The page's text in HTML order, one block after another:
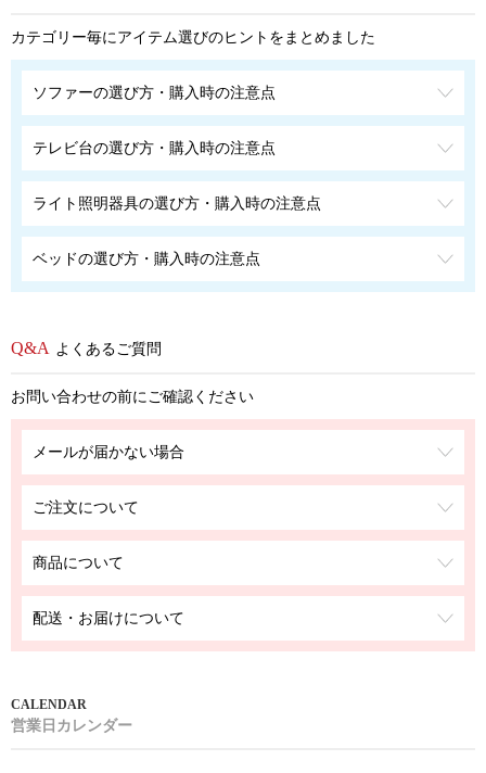
カテゴリー毎にアイテム選びのヒントをまとめました
ソファーの選び方・購入時の注意点
テレビ台の選び方・購入時の注意点
ライト照明器具の選び方・購入時の注意点
ベッドの選び方・購入時の注意点
よくあるご質問
お問い合わせの前にご確認ください
メールが届かない場合
ご注文について
商品について
配送・お届けについて
営業日カレンダー